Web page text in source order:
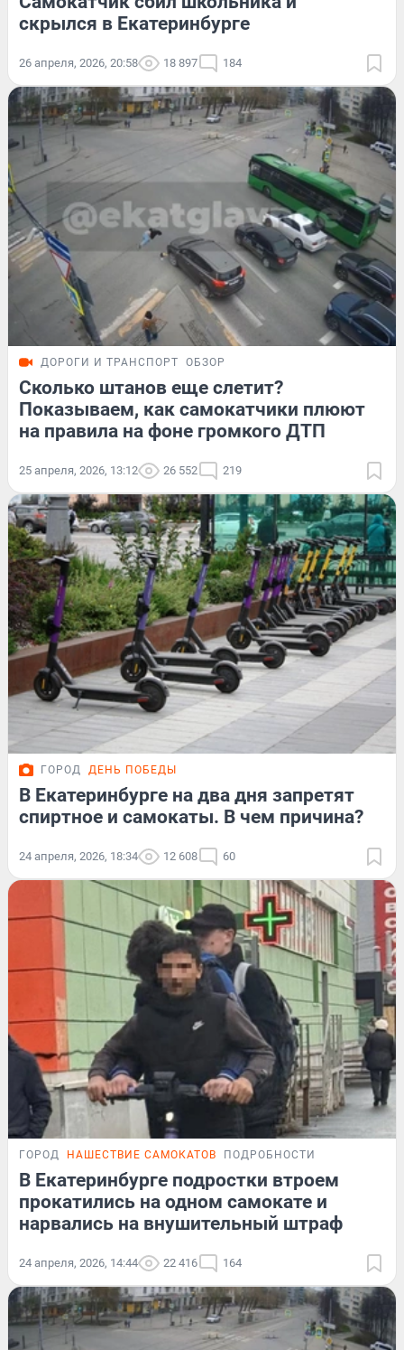
скрылся в Екатеринбурге
26 апреля, 2026, 20:58 18 897 184
ДОРОГИ И ТРАНСПОРТ ОБЗОР
Сколько штанов еще слетит?
Показываем, как самокатчики плюют
на правила на фоне громкого ДТП
25 апреля, 2026, 13:12 26 552 219
ГОРОД ДЕНЬ ПОБЕДЫ
В Екатеринбурге на два дня запретят
спиртное и самокаты. В чем причина?
24 апреля, 2026, 18:34 12 608 60
ГОРОД НАШЕСТВИЕ САМОКАТОВ ПОДРОБНОСТИ
В Екатеринбурге подростки втроем
прокатились на одном самокате и
нарвались на внушительный штраф
24 апреля, 2026, 14:44 22 416 164